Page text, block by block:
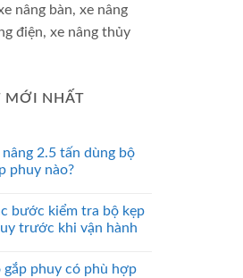
nâng bàn, xe nâng
điện, xe nâng thủy
MỚI NHẤT
nâng 2.5 tấn dùng bộ
phuy nào?
bước kiểm tra bộ kẹp
trước khi vận hành
gắp phuy có phù hợp